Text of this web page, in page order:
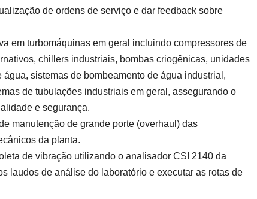
de ordens de serviço e dar feedback sobre
em turbomáquinas em geral incluindo compressores de
chillers industriais, bombas criogênicas, unidades
sistemas de bombeamento de água industrial,
de tubulações industriais em geral, assegurando o
e segurança.
manutenção de grande porte (overhaul) das
da planta.
de vibração utilizando o analisador CSI 2140 da
laudos de análise do laboratório e executar as rotas de